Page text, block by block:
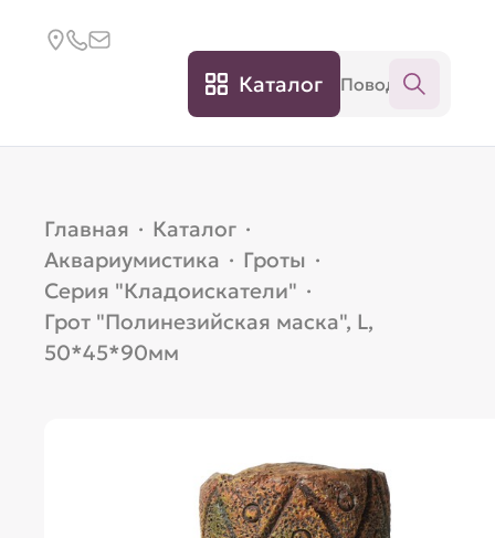
Каталог
Главная · Каталог ·
Аквариумистика · Гроты ·
Серия "Кладоискатели" ·
Грот "Полинезийская маска", L,
50*45*90мм